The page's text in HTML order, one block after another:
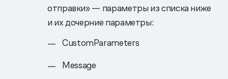
отправки» — параметры из списка ниже
и их дочерние параметры:
CustomParameters
Message